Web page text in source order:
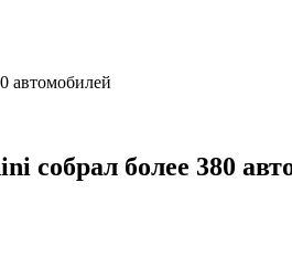
автомобилей
собрал более 380